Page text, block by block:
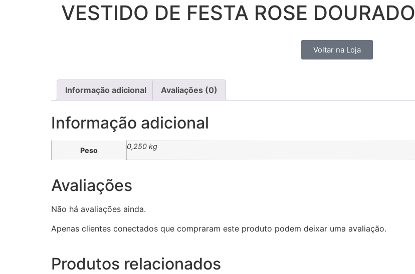
VESTIDO DE FESTA ROSE DOURADO
Voltar na Loja
Informação adicional Avaliações (0)
Informação adicional
Peso 0,250 kg
Avaliações
Não há avaliações ainda.
Apenas clientes conectados que compraram este produto podem deixar uma avaliação.
Produtos relacionados